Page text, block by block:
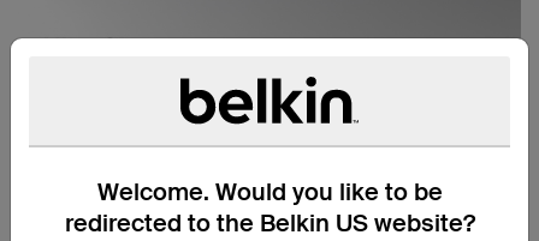
Welcome. Would you like to be
redirected to the Belkin US website?